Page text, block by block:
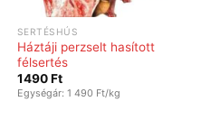
SERTÉSHÚS
Háztáji perzselt hasított
félsertés
1490Ft
Egységár: 1 490 Ft/kg